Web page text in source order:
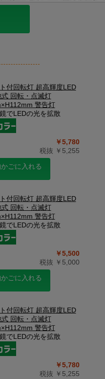
付回転灯 超高輝度LED
回転・点滅灯
警告灯
でLEDの光を拡散
￥5,780
税抜 ￥5,255
ごに入れる
付回転灯 超高輝度LED
回転・点滅灯
警告灯
でLEDの光を拡散
￥5,500
税抜 ￥5,000
ごに入れる
付回転灯 超高輝度LED
回転・点滅灯
警告灯
でLEDの光を拡散
￥5,780
税抜 ￥5,255